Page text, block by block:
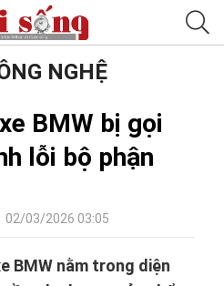
NGHỆ
BMW bị gọi
lỗi bộ phận
02/03/2026 03:05
BMW nằm trong diện